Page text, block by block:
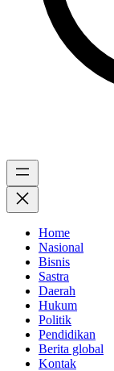
Home
Nasional
Bisnis
Sastra
Daerah
Hukum
Politik
Pendidikan
Berita global
Kontak